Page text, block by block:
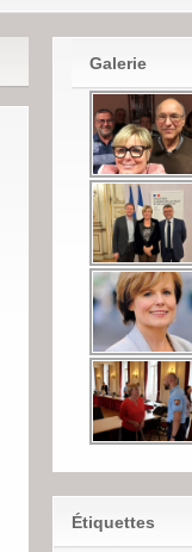
Galerie
Étiquettes